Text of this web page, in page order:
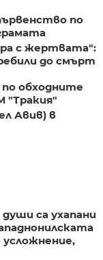
по
с жертвата":
до смърт
обходните
"Тракия"
Авив) в
са ухапани